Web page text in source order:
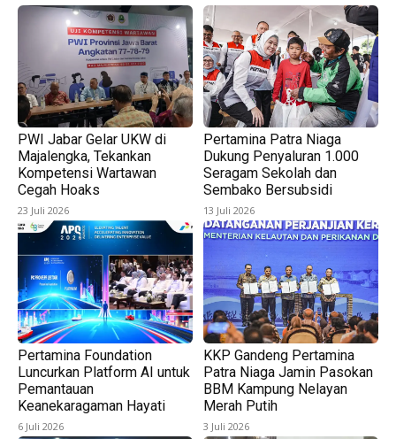
PWI Jabar Gelar UKW di
Majalengka, Tekankan
Kompetensi Wartawan
Cegah Hoaks
23 Juli 2026
Pertamina Patra Niaga
Dukung Penyaluran 1.000
Seragam Sekolah dan
Sembako Bersubsidi
13 Juli 2026
Pertamina Foundation
Luncurkan Platform AI untuk
Pemantauan
Keanekaragaman Hayati
6 Juli 2026
KKP Gandeng Pertamina
Patra Niaga Jamin Pasokan
BBM Kampung Nelayan
Merah Putih
3 Juli 2026